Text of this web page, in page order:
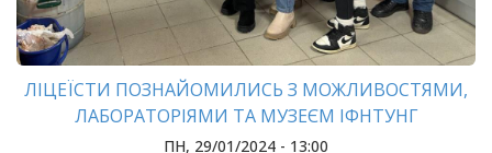
ЛІЦЕЇСТИ ПОЗНАЙОМИЛИСЬ З МОЖЛИВОСТЯМИ,
ЛАБОРАТОРІЯМИ ТА МУЗЕЄМ ІФНТУНГ
ПН, 29/01/2024 - 13:00